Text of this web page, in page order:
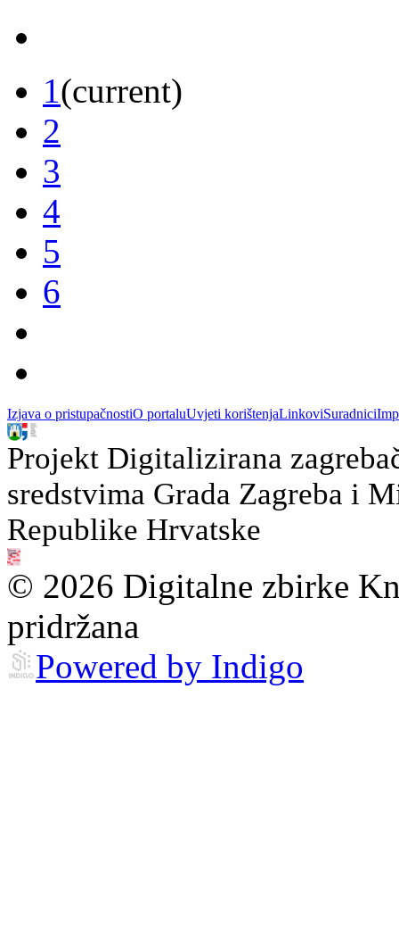
1(current)
2
3
4
5
6
Izjava o pristupačnostiO portaluUvjeti korištenjaLinkoviSuradnici
Projekt Digitalizirana
sredstvima Grada Zagreba i
Republike Hrvatske
© 2026 Digitalne zbirke
pridržana
Powered by Indigo